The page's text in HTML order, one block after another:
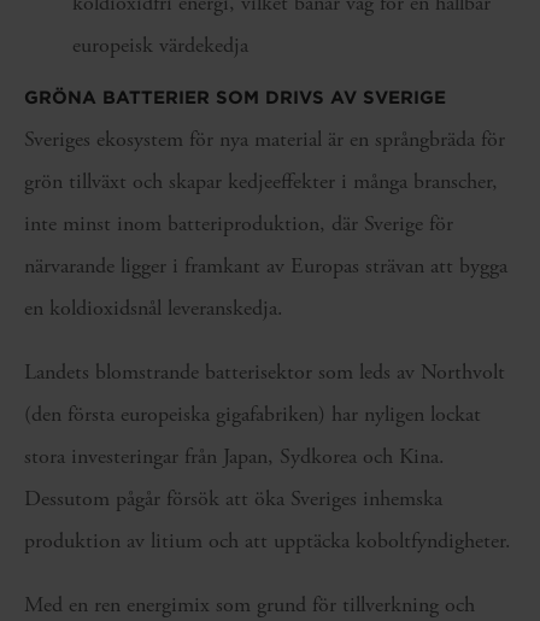
europeisk värdekedja
GRÖNA BATTERIER SOM DRIVS AV SVERIGE
Sveriges ekosystem för nya material är en språngbräda för
grön tillväxt och skapar kedjeeffekter i många branscher,
inte minst inom batteriproduktion, där Sverige för
närvarande ligger i framkant av Europas strävan att bygga
en koldioxidsnål leveranskedja.
Landets blomstrande batterisektor som leds av Northvolt
(den första europeiska gigafabriken) har nyligen lockat
stora investeringar från Japan, Sydkorea och Kina.
Dessutom pågår försök att öka Sveriges inhemska
produktion av litium och att upptäcka koboltfyndigheter.
Med en ren energimix som grund för tillverkning och